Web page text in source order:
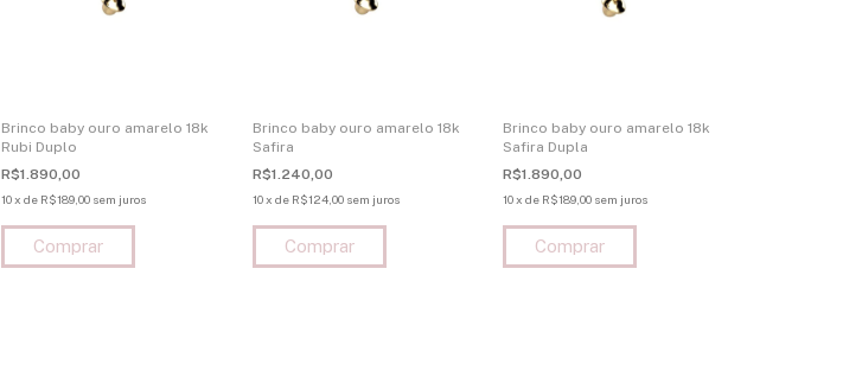
Brinco baby ouro amarelo 18k
Rubi Duplo
R$1.890,00
10xde R$189,00 sem juros
Brinco baby ouro amarelo 18k
Safira
R$1.240,00
10 x de R$124,00 sem juros
Brinco baby ouro amarelo 18k
Safira Dupla
R$1.890,00
10x de R$189,00 sem juros